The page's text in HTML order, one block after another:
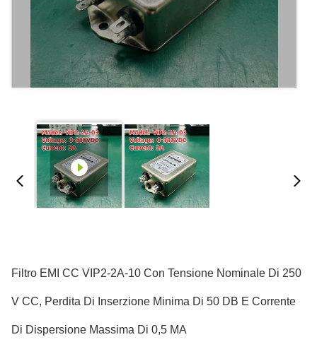
Filtro EMI CC VIP2-2A-10 Con Tensione Nominale Di 250
V CC, Perdita Di Inserzione Minima Di 50 DB E Corrente
Di Dispersione Massima Di 0,5 MA